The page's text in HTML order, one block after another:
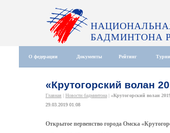
БАДМИНТОНА
О федерации Документы Рейтинг
«Крутогорский волан
Главная | Новости бадминтона | «Крутогорский волан
29.03.2019 01:08
Открытое первенство города Омска